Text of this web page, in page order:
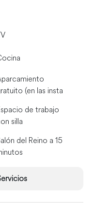
y un guía turístico.
(en las insta
de trabajo
silla
del Reino a 15